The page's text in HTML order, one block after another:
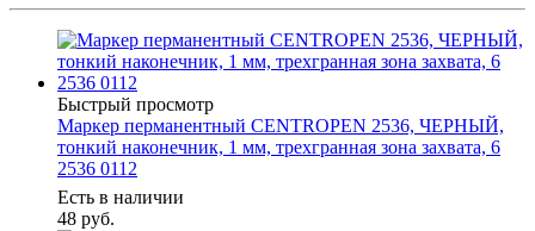
Быстрый просмотр
Маркер перманентный CENTROPEN 2536, ЧЕРНЫЙ,
тонкий наконечник, 1 мм, трехгранная зона захвата, 6
2536 0112
Есть в наличии
48 руб.